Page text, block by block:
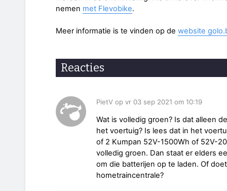
nemen met Flevobike.
Meer informatie is te vinden op de website
Reacties
PietV op vr 03 sep 2021 om 10:19
Wat is volledig groen? Is dat alleen
het voertuig? Is lees dat in het
of 2 Kumpan 52V-1500Wh of 52V-
volledig groen. Dan staat er elders
om die batterijen op te laden. Of
hometraincentrale?